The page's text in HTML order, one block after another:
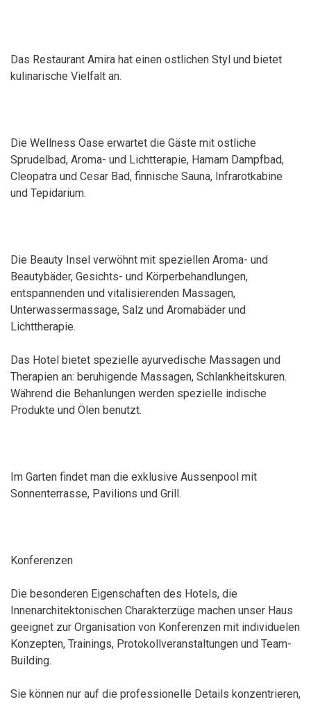
Das Restaurant Amira hat einen ostlichen Styl und bietet
kulinarische Vielfalt an.
Die Wellness Oase erwartet die Gäste mit ostliche
Sprudelbad, Aroma- und Lichtterapie, Hamam Dampfbad,
Cleopatra und Cesar Bad, finnische Sauna, Infrarotkabine
und Tepidarium.
Die Beauty Insel verwöhnt mit speziellen Aroma- und
Beautybäder, Gesichts- und Körperbehandlungen,
entspannenden und vitalisierenden Massagen,
Unterwassermassage, Salz und Aromabäder und
Lichttherapie.
Das Hotel bietet spezielle ayurvedische Massagen und
Therapien an: beruhigende Massagen, Schlankheitskuren.
Während die Behanlungen werden spezielle indische
Produkte und Ölen benutzt.
Im Garten findet man die exklusive Aussenpool mit
Sonnenterrasse, Pavilions und Grill.
Konferenzen
Die besonderen Eigenschaften des Hotels, die
Innenarchitektonischen Charakterzüge machen unser Haus
geeignet zur Organisation von Konferenzen mit individuelen
Konzepten, Trainings, Protokollveranstaltungen und Team-
Building.
Sie können nur auf die professionelle Details konzentrieren,